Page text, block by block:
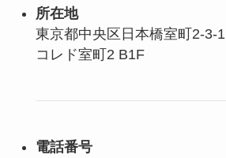
所在地
東京都中央区日本橋室町2-3-1
コレド室町2 B1F
電話番号